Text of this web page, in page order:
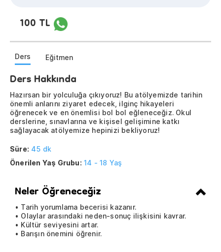
100 TL
Ders Eğitmen
Ders Hakkında
Hazırsan bir yolculuğa çıkıyoruz! Bu atölyemizde tarihin
önemli anlarını ziyaret edecek, ilginç hikayeleri
öğrenecek ve en önemlisi bol bol eğleneceğiz. Okul
derslerine, sınavlarına ve kişisel gelişimine katkı
sağlayacak atölyemize hepinizi bekliyoruz!
Süre: 45 dk
Önerilen Yaş Grubu: 14 - 18 Yaş
Neler Öğreneceğiz
• Tarih yorumlama becerisi kazanır.
• Olaylar arasındaki neden-sonuç ilişkisini kavrar.
• Kültür seviyesini artar.
• Barışın önemini öğrenir.